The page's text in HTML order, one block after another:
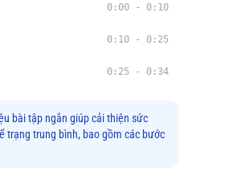
0:00 - 0:10
0:10 - 0:25
0:25 - 0:34
bài tập ngắn giúp cải thiện sức
trạng trung bình, bao gồm các bước